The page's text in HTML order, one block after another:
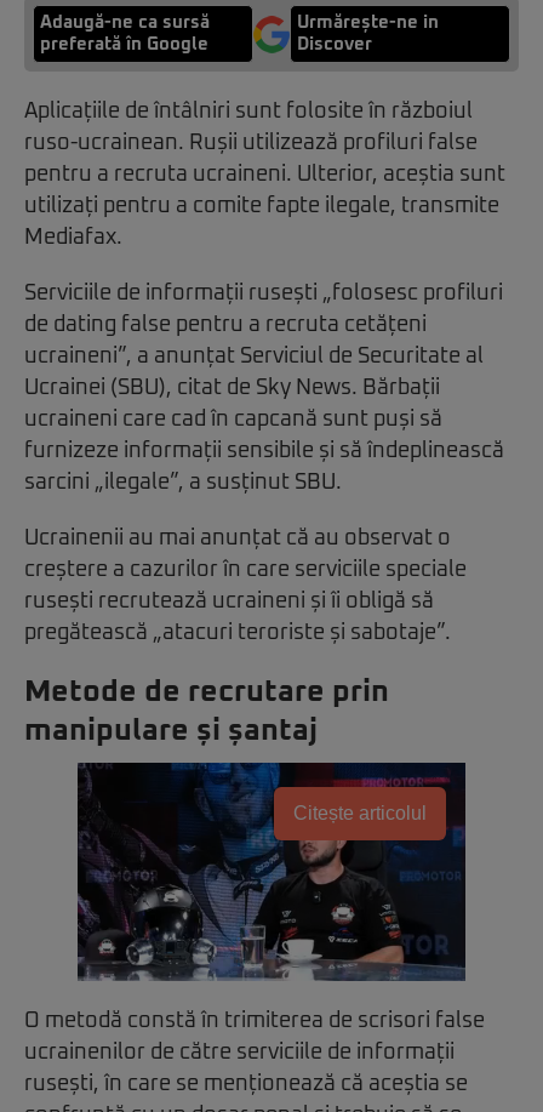
Adaugă-ne ca sursă
preferată în Google
Urmărește-ne in
Discover
Aplicațiile de întâlniri sunt folosite în războiul
ruso-ucrainean. Rușii utilizează profiluri false
pentru a recruta ucraineni. Ulterior, aceștia sunt
utilizați pentru a comite fapte ilegale, transmite
Mediafax.
Serviciile de informații rusești „folosesc profiluri
de dating false pentru a recruta cetățeni
ucraineni”, a anunțat Serviciul de Securitate al
Ucrainei (SBU), citat de Sky News. Bărbații
ucraineni care cad în capcană sunt puși să
furnizeze informații sensibile și să îndeplinească
sarcini „ilegale”, a susținut SBU.
Ucrainenii au mai anunțat că au observat o
creștere a cazurilor în care serviciile speciale
rusești recrutează ucraineni și îi obligă să
pregătească „atacuri teroriste și sabotaje”.
Metode de recrutare prin
manipulare și șantaj
Citește articolul
O metodă constă în trimiterea de scrisori false
ucrainenilor de către serviciile de informații
rusești, în care se menționează că aceștia se